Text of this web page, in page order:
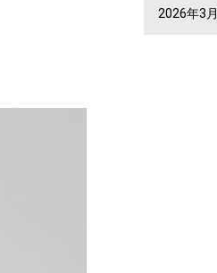
2026年3月